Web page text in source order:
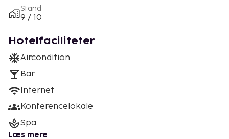
Stand
9 / 10
Hotelfaciliteter
Aircondition
Bar
Internet
Konferencelokale
Spa
Læs mere